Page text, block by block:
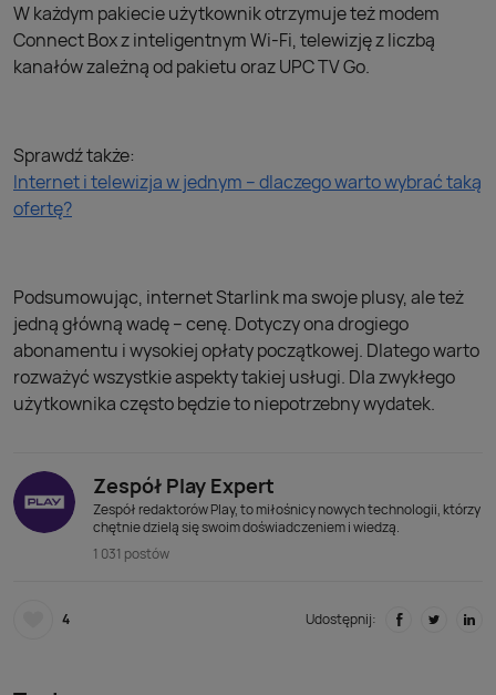
W każdym pakiecie użytkownik otrzymuje też modem
Connect Box z inteligentnym Wi-Fi, telewizję z liczbą
kanałów zależną od pakietu oraz UPC TV Go.
Sprawdź także:
Internet i telewizja w jednym – dlaczego warto wybrać taką
ofertę?
Podsumowując, internet Starlink ma swoje plusy, ale też
jedną główną wadę – cenę. Dotyczy ona drogiego
abonamentu i wysokiej opłaty początkowej. Dlatego warto
rozważyć wszystkie aspekty takiej usługi. Dla zwykłego
użytkownika często będzie to niepotrzebny wydatek.
Zespół Play Expert
Zespół redaktorów Play, to miłośnicy nowych technologii, którzy
chętnie dzielą się swoim doświadczeniem i wiedzą.
1 031 postów
4 Udostępnij: